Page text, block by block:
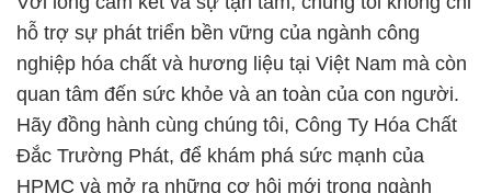
hỗ trợ sự phát triển bền vững của ngành công
nghiệp hóa chất và hương liệu tại Việt Nam mà còn
quan tâm đến sức khỏe và an toàn của con người.
Hãy đồng hành cùng chúng tôi, Công Ty Hóa Chất
Đắc Trường Phát, để khám phá sức mạnh của
HPMC và mở ra những cơ hội mới trong ngành